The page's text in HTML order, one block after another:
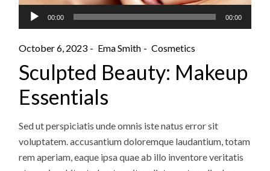
Audio
Player
00:00 00:00
October 6, 2023 Ema Smith Cosmetics
Sculpted Beauty: Makeup
Essentials
Sed ut perspiciatis unde omnis iste natus error sit
voluptatem. accusantium doloremque laudantium, totam
rem aperiam, eaque ipsa quae ab illo inventore veritatis